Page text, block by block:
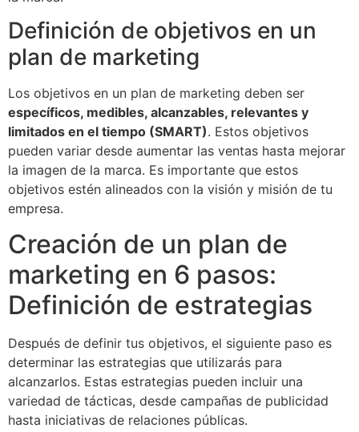
Definición de objetivos en un
plan de marketing
Los objetivos en un plan de marketing deben ser
específicos, medibles, alcanzables, relevantes y
limitados en el tiempo (SMART). Estos objetivos
pueden variar desde aumentar las ventas hasta mejorar
la imagen de la marca. Es importante que estos
objetivos estén alineados con la visión y misión de tu
empresa.
Creación de un plan de
marketing en 6 pasos:
Definición de estrategias
Después de definir tus objetivos, el siguiente paso es
determinar las estrategias que utilizarás para
alcanzarlos. Estas estrategias pueden incluir una
variedad de tácticas, desde campañas de publicidad
hasta iniciativas de relaciones públicas.